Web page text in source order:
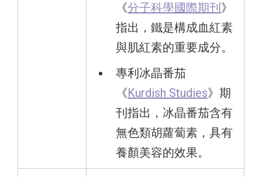
《分子科學國際期刊 》
指出，鐵是構成血紅素
與肌紅素的重要成分。
專利冰晶番茄
《 Kurdish Studies》期
刊指出，冰晶番茄含有
無色類胡蘿蔔素，具有
養顏美容的效果。